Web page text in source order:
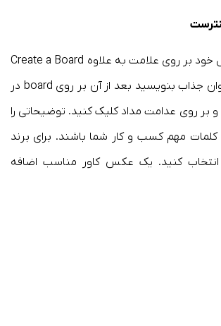
از صفحه ی پروفایل خود بر روی علامت به علاوه Create a Board
کلیک کنید. یک عنوان جذاب بنویسید بعد از آن بر روی board در
و بر روی عدامت مداد کلیک کنید. توضیحاتی را
مهم کسب و کار شما باشند. برای برند
کنید. یک عکس کاور مناسب اضافه